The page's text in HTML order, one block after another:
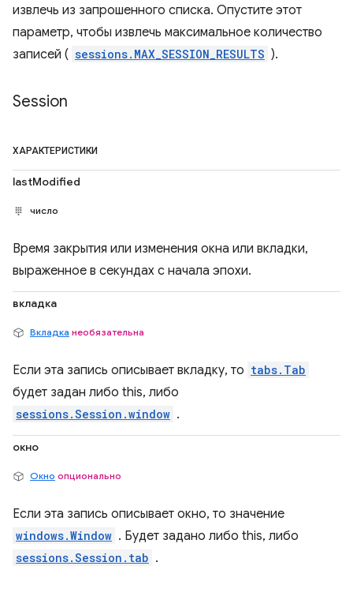
извлечь из запрошенного списка. Опустите этот
параметр, чтобы извлечь максимальное количество
записей ( sessions.MAX_SESSION_RESULTS ).
Session
ХАРАКТЕРИСТИКИ
lastModified
число
Время закрытия или изменения окна или вкладки,
выраженное в секундах с начала эпохи.
вкладка
Вкладка необязательна
Если эта запись описывает вкладку, то tabs.Tab
будет задан либо this, либо
sessions.Session.window .
окно
Окно опционально
Если эта запись описывает окно, то значение
windows.Window . Будет задано либо this, либо
sessions.Session.tab .